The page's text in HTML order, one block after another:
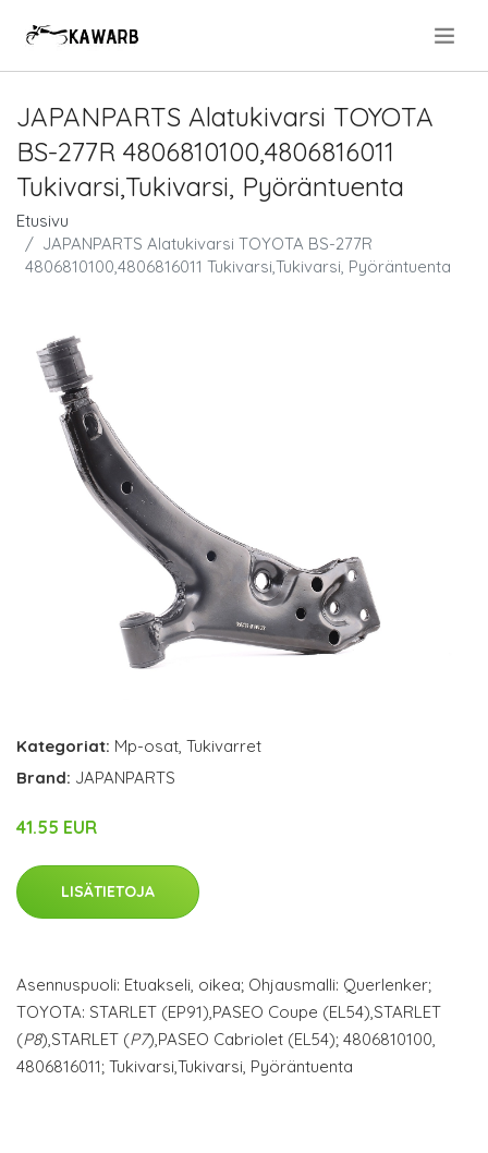
JAPANPARTS Alatukivarsi TOYOTA
BS-277R 4806810100,4806816011
Tukivarsi,Tukivarsi, Pyöräntuenta
Etusivu
JAPANPARTS Alatukivarsi TOYOTA BS-277R
4806810100,4806816011 Tukivarsi,Tukivarsi, Pyöräntuenta
Kategoriat: Mp-osat, Tukivarret
Brand: JAPANPARTS
41.55 EUR
LISÄTIETOJA
Asennuspuoli: Etuakseli, oikea; Ohjausmalli: Querlenker;
TOYOTA: STARLET (EP91),PASEO Coupe (EL54),STARLET
(P8),STARLET (P7),PASEO Cabriolet (EL54); 4806810100,
4806816011; Tukivarsi,Tukivarsi, Pyöräntuenta